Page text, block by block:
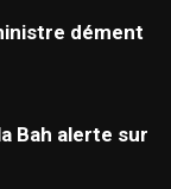
dément
Bah alerte sur